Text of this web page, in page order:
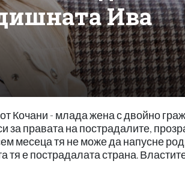
Ива
Кочани - млада жена с двойно
правата на пострадалите,
месеца тя не може да напусне
тя е пострадалата страна.